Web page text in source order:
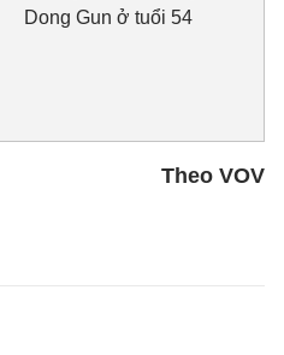
Dong Gun ở tuổi 54
Theo VOV